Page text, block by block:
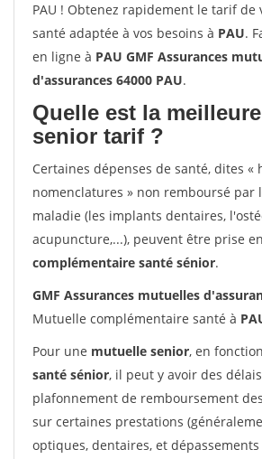
PAU ! Obtenez rapidement le tarif de
santé adaptée à vos besoins à PAU.
en ligne à PAU GMF Assurances
d'assurances 64000 PAU.
Quelle est la
senior tarif ?
Certaines dépenses de santé, dites «
nomenclatures » non remboursé par
maladie (les implants dentaires,
acupuncture,...), peuvent être prise
complémentaire santé sénior.
GMF Assurances mutuelles
Mutuelle complémentaire santé à
Pour une mutuelle senior, en
santé sénior, il peut y avoir des
plafonnement de remboursement
sur certaines prestations
optiques, dentaires, et